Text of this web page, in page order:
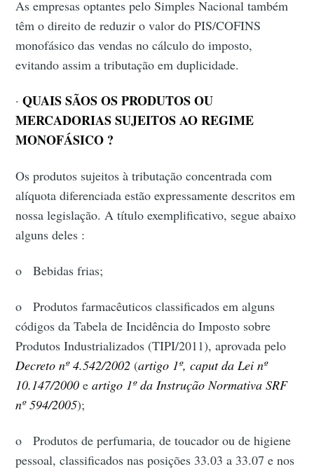
As empresas optantes pelo Simples Nacional também
têm o direito de reduzir o valor do PIS/COFINS
monofásico das vendas no cálculo do imposto,
evitando assim a tributação em duplicidade.
·QUAIS SÃOS OS PRODUTOS OU
MERCADORIAS SUJEITOS AO REGIME
MONOFÁSICO ?
Os produtos sujeitos à tributação concentrada com
alíquota diferenciada estão expressamente descritos em
nossa legislação. A título exemplificativo, segue abaixo
alguns deles :
o Bebidas frias;
o Produtos farmacêuticos classificados em alguns
códigos da Tabela de Incidência do Imposto sobre
Produtos Industrializados (TIPI/2011), aprovada pelo
Decreto nº 4.542/2002 (artigo 1º, caput da Lei nº
10.147/2000 eartigo 1º da Instrução Normativa SRF
nº 594/2005);
o Produtos de perfumaria, de toucador ou de higiene
pessoal, classificados nas posições 33.03 a 33.07 e nos